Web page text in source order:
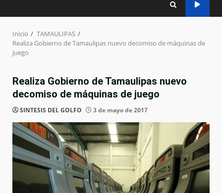
Inicio
TAMAULIPAS
Realiza Gobierno de Tamaulipas nuevo decomiso de máquinas de
juego
Realiza Gobierno de Tamaulipas nuevo
decomiso de máquinas de juego
SINTESIS DEL GOLFO 3 de mayo de 2017